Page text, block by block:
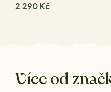
2 290 Kč
Více od